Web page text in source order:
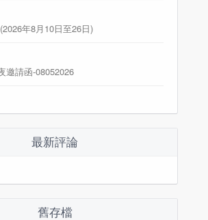
年8月10日至26日)
邀請函-08052026
最新評論
舊存檔